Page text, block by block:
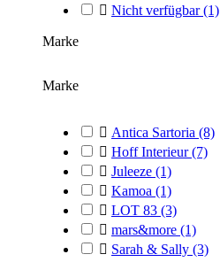
 Nicht verfügbar(1)
Marke
Marke
 Antica Sartoria (8)
 Hoff Interieur(7)
 Juleeze (1)
 Kamoa (1)
 LOT 83 (3)
 mars&more (1)
 Sarah & Sally (3)